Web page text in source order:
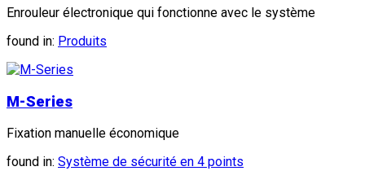
Enrouleur électronique qui fonctionne avec le système
found in: Produits
M-Series
Fixation manuelle économique
found in: Système de sécurité en 4 points